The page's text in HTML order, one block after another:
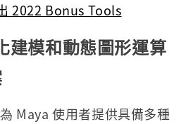
2022 Bonus Tools
建模和動態圖形運算
Maya 使用者提供具備多種